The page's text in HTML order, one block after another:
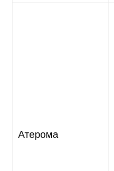
Атерома